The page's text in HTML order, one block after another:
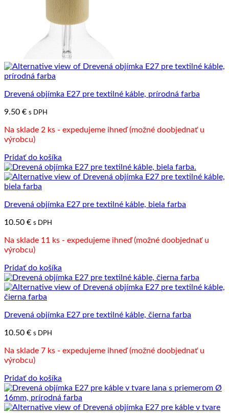
Drevená objímka E27 pre textilné káble, prírodná farba
9.50 € s DPH
Na sklade 2 ks - expedujeme ihneď (možné doobjednať u
výrobcu)
Pridať do košíka
Drevená objímka E27 pre textilné káble, biela farba
10.50 € s DPH
Na sklade 11 ks - expedujeme ihneď (možné doobjednať u
výrobcu)
Pridať do košíka
Drevená objímka E27 pre textilné káble, čierna farba
10.50 € s DPH
Na sklade 7 ks - expedujeme ihneď (možné doobjednať u
výrobcu)
Pridať do košíka